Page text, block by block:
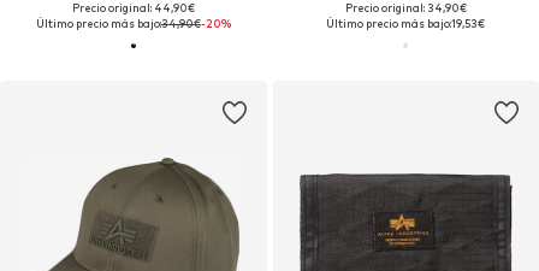
Precio original: 44,90€
Último precio más bajo:34,90€-20%
Precio original: 34,90€
Último precio más bajo:19,53€